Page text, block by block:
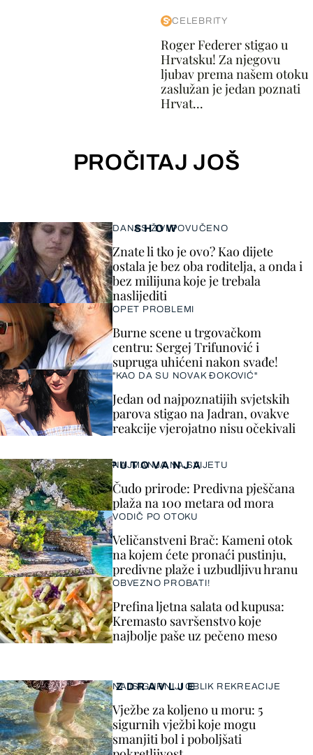
CELEBRITY
Roger Federer stigao u
Hrvatsku! Za njegovu
ljubav prema našem otoku
zaslužan je jedan poznati
Hrvat...
PROČITAJ JOŠ
SHOW
DANAS ŽIVI POVUČENO
Znate li tko je ovo? Kao dijete
ostala je bez oba roditelja, a onda i
bez milijuna koje je trebala
naslijediti
OPET PROBLEMI
Burne scene u trgovačkom
centru: Sergej Trifunović i
supruga uhićeni nakon svađe!
"KAO DA SU NOVAK ĐOKOVIĆ"
Jedan od najpoznatijih svjetskih
parova stigao na Jadran, ovakve
reakcije vjerojatno nisu očekivali
ZDRAVLJE
NAJSIGURNIJI OBLIK REKREACIJE
Vježbe za koljeno u moru: 5
sigurnih vježbi koje mogu
smanjiti bol i poboljšati
PUTOVANJA
NAJMANJA NA SVIJETU
Čudo prirode: Predivna pješčana
plaža na 100 metara od mora
VODIČ PO OTOKU
Veličanstveni Brač: Kameni otok
na kojem ćete pronaći pustinju,
predivne plaže i uzbudljivu hranu
OBVEZNO PROBATI!
Prefina ljetna salata od kupusa:
Kremasto savršenstvo koje
najbolje paše uz pečeno meso